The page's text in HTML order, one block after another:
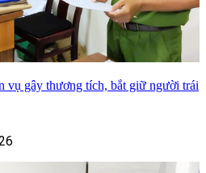
vụ gây thương tích, bắt giữ người trái